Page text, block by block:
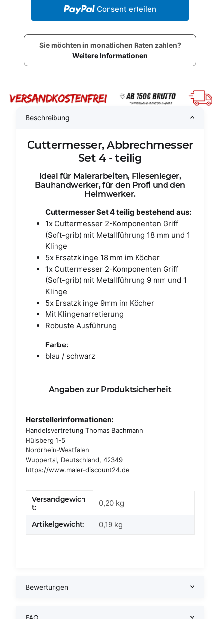
Consent erteilen
Sie möchten in monatlichen Raten zahlen?
Weitere Informationen
Beschreibung
Cuttermesser, Abbrechmesser
Set 4 - teilig
Ideal für Malerarbeiten, Fliesenleger,
Bauhandwerker, für den Profi und den
Heimwerker.
Cuttermesser Set 4 teilig bestehend aus:
1x Cuttermesser 2-Komponenten Griff
(Soft-grib) mit Metallführung 18 mm und 1
Klinge
5x Ersatzklinge 18 mm im Köcher
1x Cuttermesser 2-Komponenten Griff
(Soft-grib) mit Metallführung 9 mm und 1
Klinge
5x Ersatzklinge 9mm im Köcher
Mit Klingenarretierung
Robuste Ausführung
Farbe:
blau / schwarz
Angaben zur Produktsicherheit
Herstellerinformationen:
Handelsvertretung Thomas Bachmann
Hülsberg 1-5
Nordrhein-Westfalen
Wuppertal, Deutschland, 42349
https://www.maler-discount24.de
Produkteigenschaft
Wert
Versandgewich
t:
0,20 kg
Artikelgewicht: 0,19 kg
Bewertungen
FAQ